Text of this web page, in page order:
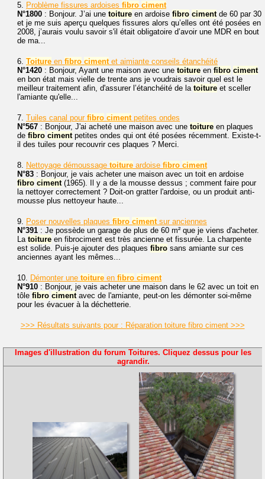
5. Problème fissures ardoises fibro ciment
N°1800 : Bonjour. J’ai une toiture en ardoise fibro cimentde 60 par 30
et je me suis aperçu quelques fissures alors qu’elles ont été posées en
2008, j’aurais voulu savoir s'il était obligatoire d’avoir une MDR en bout
de ma...
6. Toiture en fibro cimentet aimiante conseils étanchéité
N°1420 : Bonjour, Ayant une maison avec une toiture en fibro ciment
en bon état mais vielle de trente ans je voudrais savoir quel est le
meilleur traitement afin, d'assurer l’étanchéité de la toiture et sceller
l'amiante qu'elle...
7. Tuiles canal pour fibro cimentpetites ondes
N°567 : Bonjour, J'ai acheté une maison avec une toiture en plaques
de fibro cimentpetites ondes qui ont été posées récemment. Existe-t-
il des tuiles pour recouvrir ces plaques ? Merci.
8. Nettoyage démoussage toiture ardoise fibro ciment
N°83 : Bonjour, je vais acheter une maison avec un toit en ardoise
fibro ciment(1965). Il y a de la mousse dessus ; comment faire pour
la nettoyer correctement ? Doit-on gratter l'ardoise, ou un produit anti-
mousse plus nettoyeur haute...
9. Poser nouvelles plaques fibro cimentsur anciennes
N°391 : Je possède un garage de plus de 60 m² que je viens d'acheter.
La toiture en fibrociment est très ancienne et fissurée. La charpente
est solide. Puis-je ajouter des plaques fibro sans amiante sur ces
anciennes ayant les mêmes...
10. Démonter une toiture en fibro ciment
N°910 : Bonjour, je vais acheter une maison dans le 62 avec un toit en
tôle fibro cimentavec de l'amiante, peut-on les démonter soi-même
pour les évacuer à la déchetterie.
>>> Résultats suivants pour : Réparation toiture fibro ciment >>>
Images d'illustration du forum Toitures. Cliquez dessus pour les
agrandir.